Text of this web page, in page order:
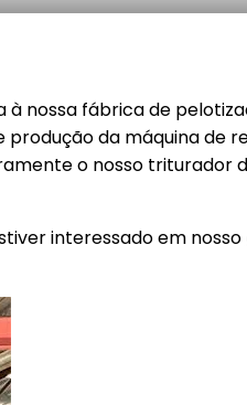
à nossa fábrica de
da máquina de
o nosso triturador
interessado em nosso